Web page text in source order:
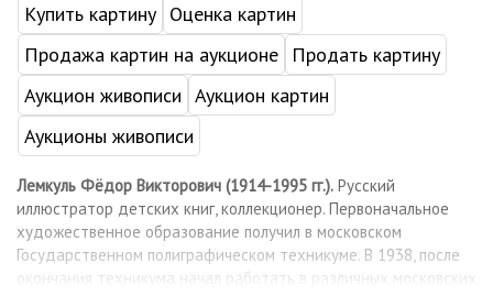
Купить картину Оценка картин
Продажа картин на аукционе
Продать картину
Аукцион живописи Аукцион картин
Аукционы живописи
Лемкуль Фёдор Викторович (1914-1995 гг.). Русский
иллюстратор детских книг, коллекционер. Первоначальное
художественное образование получил в московском
Государственном полиграфическом техникуме. В 1938, после
окончания техникума начал работать в различных московских